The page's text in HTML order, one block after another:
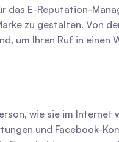
das E-Reputation-
zu gestalten. Von
um Ihren Ruf in einen
wie sie im Internet
und Facebook-